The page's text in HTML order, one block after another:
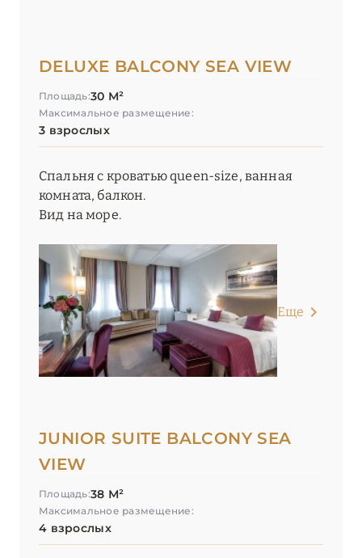
DELUXE BALCONY SEA VIEW
Площадь:30 М²
Максимальное размещение:
3 взрослых
Спальня с кроватью queen-size, ванная
комната, балкон.
Вид на море.
Еще
JUNIOR SUITE BALCONY SEA
VIEW
Площадь:38 М²
Максимальное размещение:
4 взрослых